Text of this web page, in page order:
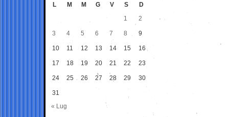
L M M G V S
D
1
2
3 4 5 6 7 8 9
10 11 12 13 14 15 16
17 18 19 20 21 22 23
24 25 26 27 28 29 30
31
« Lug